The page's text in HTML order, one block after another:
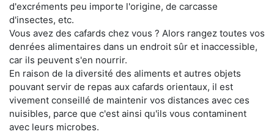
d'excréments peu importe l'origine, de carcasse
d'insectes, etc.
Vous avez des cafards chez vous ? Alors rangez toutes vos
denrées alimentaires dans un endroit sûr et inaccessible,
car ils peuvent s'en nourrir.
En raison de la diversité des aliments et autres objets
pouvant servir de repas aux cafards orientaux, il est
vivement conseillé de maintenir vos distances avec ces
nuisibles, parce que c'est ainsi qu'ils vous contaminent
avec leurs microbes.